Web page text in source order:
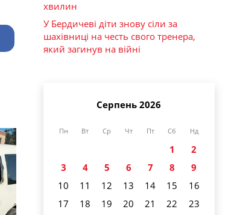
хвилин
У Бердичеві діти знову сіли за
шахівниці на честь свого тренера,
який загинув на війні
Серпень 2026
Пн Вт Ср Чт Пт Сб Нд
1
2
3
4 5 6 7 8
9
10
11 12 13 14 15
16
17
18 19 20 21 22
23